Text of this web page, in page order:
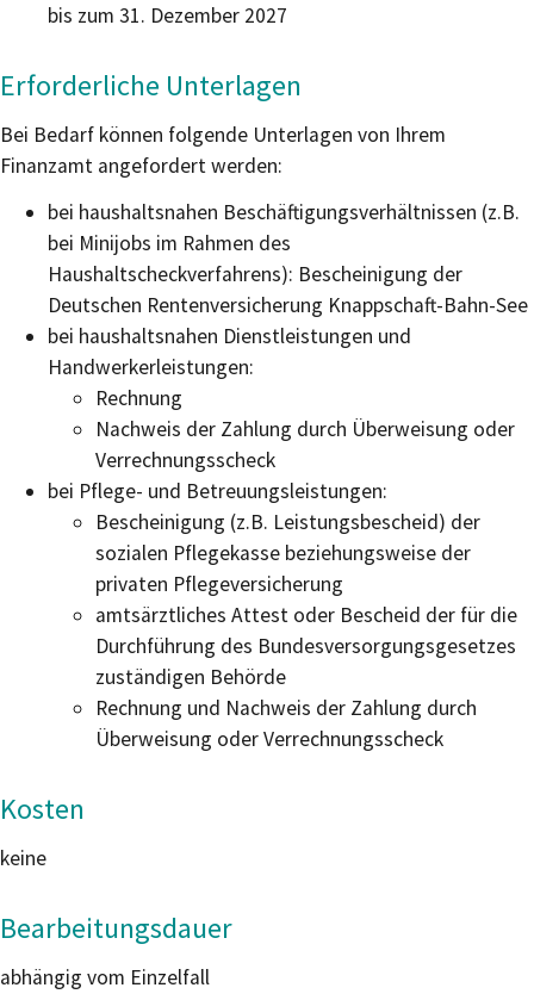
bis zum 31. Dezember 2027
Erforderliche Unterlagen
Bei Bedarf können folgende Unterlagen von Ihrem
Finanzamt angefordert werden:
bei haushaltsnahen Beschäftigungsverhältnissen (z.B.
bei Minijobs im Rahmen des
Haushaltscheckverfahrens): Bescheinigung der
Deutschen Rentenversicherung Knappschaft-Bahn-See
bei haushaltsnahen Dienstleistungen und
Handwerkerleistungen:
Rechnung
Nachweis der Zahlung durch Überweisung oder
Verrechnungsscheck
bei Pflege- und Betreuungsleistungen:
Bescheinigung (z.B. Leistungsbescheid) der
sozialen Pflegekasse beziehungsweise der
privaten Pflegeversicherung
amtsärztliches Attest oder Bescheid der für die
Durchführung des Bundesversorgungsgesetzes
zuständigen Behörde
Rechnung und Nachweis der Zahlung durch
Überweisung oder Verrechnungsscheck
Kosten
keine
Bearbeitungsdauer
abhängig vom Einzelfall